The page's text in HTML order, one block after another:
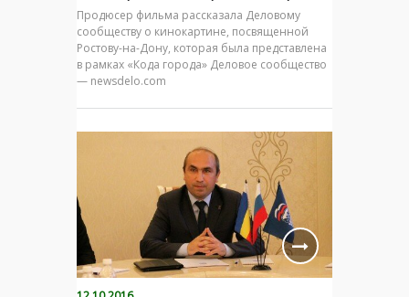
Продюсер фильма рассказала Деловому
сообществу о кинокартине, посвященной
Ростову-на-Дону, которая была представлена
в рамках «Кода города» Деловое сообщество
— newsdelo.com